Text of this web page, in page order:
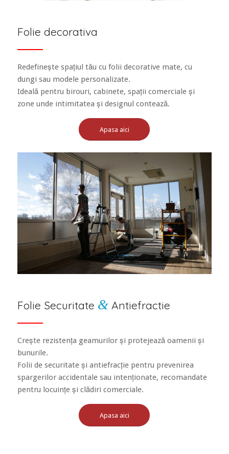
Folie decorativa
Redefinește spațiul tău cu folii decorative mate, cu
dungi sau modele personalizate.
Ideală pentru birouri, cabinete, spații comerciale și
zone unde intimitatea și designul contează.
Apasa aici
Folie Securitate &Antiefractie
Crește rezistența geamurilor și protejează oamenii și
bunurile.
Folii de securitate și antiefracție pentru prevenirea
spargerilor accidentale sau intenționate, recomandate
pentru locuințe și clădiri comerciale.
Apasa aici